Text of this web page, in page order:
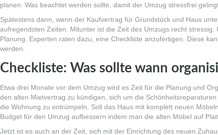
planen. Was beachtet werden sollte, damit der Umzug stressfrei
Spätestens dann, wenn der Kaufvertrag für Grundstück und Haus
aufregendsten Zeiten. Mitunter ist die Zeit des Umzugs recht stressig.
Planung. Experten raten dazu, eine Checkliste anzufertigen. Diese
werden.
Checkliste: Was sollte wann
Etwa drei Monate vor dem Umzug wird es Zeit für die Planung und
den alten Mietvertrag zu kündigen, sich um die
die Wohnung zu entrümpeln. Soll das Haus mit komplett neuen
Budget für den Umzug aufbessern indem man die alten Möbel auf
Jetzt ist es auch an der Zeit, sich mit der Einrichtung des neuen